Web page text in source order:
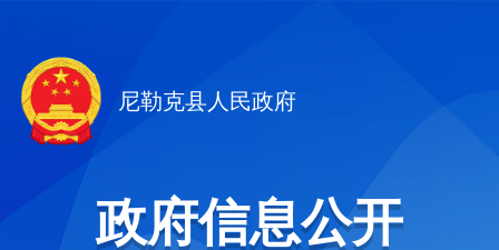
尼勒克县人民政府
政府信息公开